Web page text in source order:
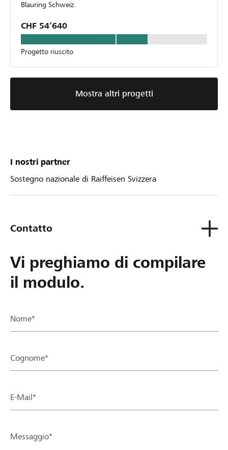
Blauring Schweiz.
CHF 54’640
Progetto riuscito
Mostra altri progetti
I nostri partner
Sostegno nazionale di Raiffeisen Svizzera
Contatto
Vi preghiamo di compilare
il modulo.
Nome*
Cognome*
E-Mail*
Messaggio*